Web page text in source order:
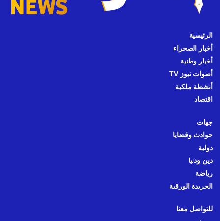
الرئيسية
أخبار الصحراء
أخبار وطنية
أصوات نيوز TV
أنشطة ملكية
اقتصاد
جهات
حوادث وقضايا
دولية
دين ودنيا
رياضة
الجريدة الورقية
للتواصل معنا